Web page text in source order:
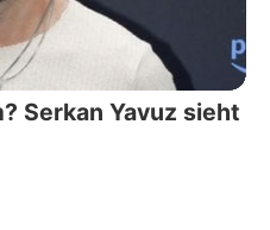
Serkan Yavuz sieht